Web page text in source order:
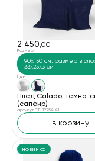
2 450,00
Размер
90x150 см; размер в
33x23x3 см
Цвет
Плед Calado, темно-
(сапфир)
артикул PT-19754.41
в корзину
новинка